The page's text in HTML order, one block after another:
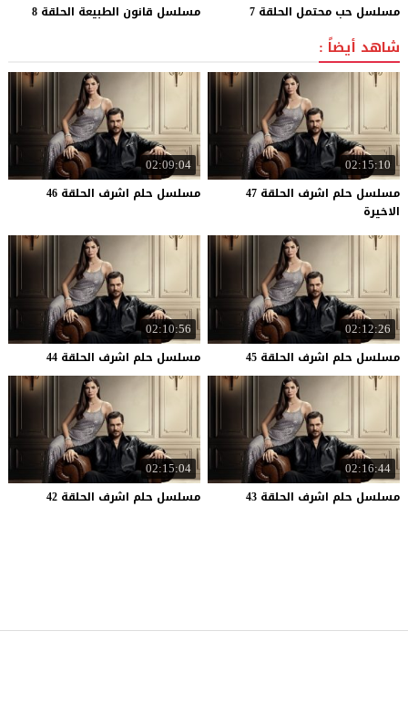
مسلسل حب محتمل الحلقة 7 مسلسل قانون الطبيعة الحلقة 8
شاهد أيضاً :
02:15:10
مسلسل حلم اشرف الحلقة 47
الاخيرة
02:09:04
مسلسل حلم اشرف الحلقة 46
02:12:26
مسلسل حلم اشرف الحلقة 45
02:10:56
مسلسل حلم اشرف الحلقة 44
02:16:44
مسلسل حلم اشرف الحلقة 43
02:15:04
مسلسل حلم اشرف الحلقة 42